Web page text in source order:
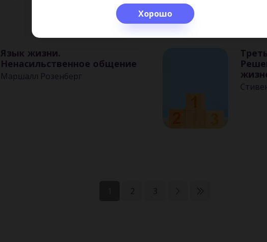
Язык жизни.
Ненасильственное общение
Маршалл Розенберг
2 3
Хорошо